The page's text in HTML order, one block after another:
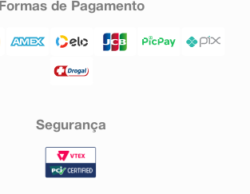
Formas de Pagamento
Segurança